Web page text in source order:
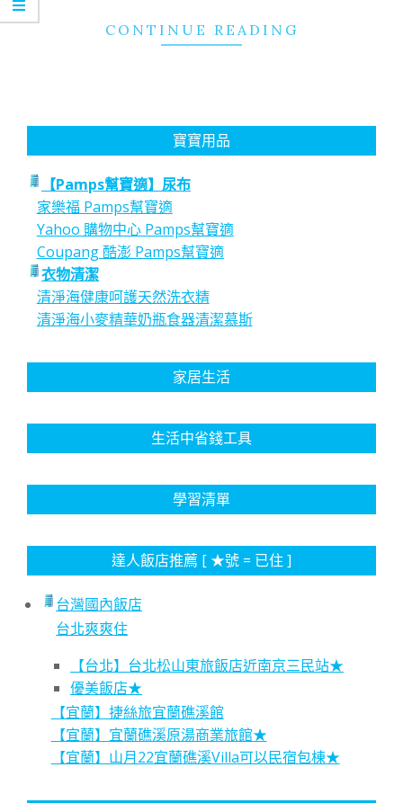
CONTINUE READING
寶寶用品
【Pamps幫寶適】尿布
家樂福 Pamps幫寶適
Yahoo 購物中心 Pamps幫寶適
Coupang 酷澎 Pamps幫寶適
衣物清潔
清淨海健康呵護天然洗衣精
清淨海小麥精華奶瓶食器清潔慕斯
家居生活
生活中省錢工具
學習清單
達人飯店推薦 [ ★號 = 已住 ]
台灣國內飯店
台北爽爽住
【台北】台北松山東旅飯店近南京三民站★
優美飯店★
【宜蘭】捷絲旅宜蘭礁溪館
【宜蘭】宜蘭礁溪原湯商業旅館★
【宜蘭】山月22宜蘭礁溪Villa可以民宿包棟★